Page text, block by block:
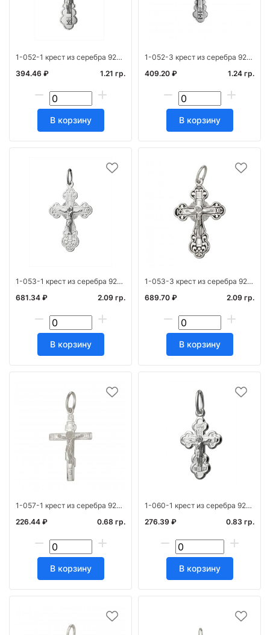
1-052-1 крест из серебра 925* штамп белый
394.46 ₽
1.21 гр.
В корзину
1-052-3 крест из серебра 925* с частичным чернением
409.20 ₽
1.24 гр.
В корзину
1-053-1 крест из серебра 925* штамп белый
681.34 ₽
2.09 гр.
В корзину
1-053-3 крест из серебра 925* с частичным чернен
689.70 ₽
2.09 гр.
В корзину
1-057-1 крест из серебра 925* штамп белый
226.44 ₽
0.68 гр.
В корзину
1-060-1 крест из серебра 925* штамп белый
276.39 ₽
0.83 гр.
В корзину